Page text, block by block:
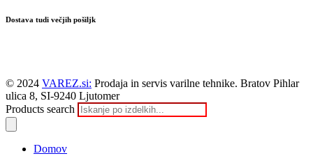
Dostava tudi večjih pošiljk
© 2024 VAREZ.si: Prodaja in servis varilne tehnike. Bratov Pihlar
ulica 8, SI-9240 Ljutomer
Products search
Domov